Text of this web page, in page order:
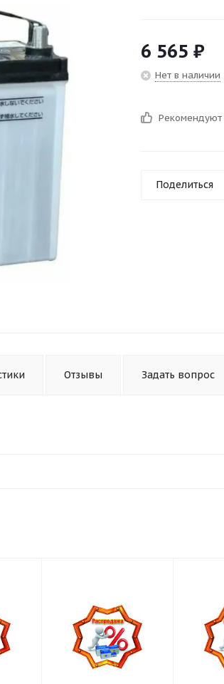
6 565 ₽
Нет в наличии
Рекомендуют
Поделиться
Отзывы Задать вопрос